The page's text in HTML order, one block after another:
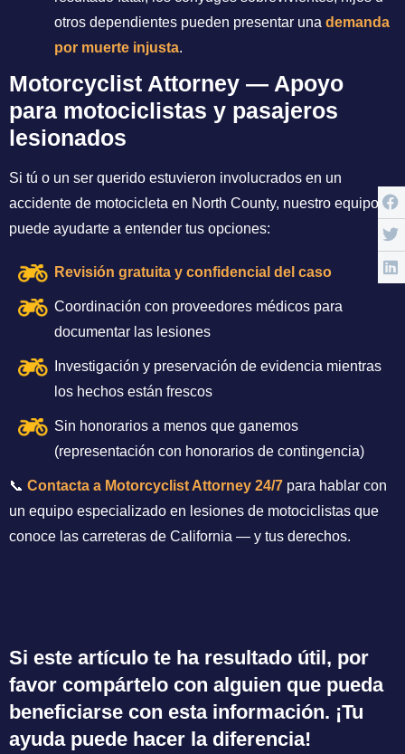
otros dependientes pueden presentar una demanda
por muerte injusta.
Motorcyclist Attorney — Apoyo
para motociclistas y pasajeros
lesionados
Si tú o un ser querido estuvieron involucrados en un
accidente de motocicleta en North County, nuestro equipo
puede ayudarte a entender tus opciones:
Revisión gratuita y confidencial del caso
Coordinación con proveedores médicos para
documentar las lesiones
Investigación y preservación de evidencia mientras
los hechos están frescos
Sin honorarios a menos que ganemos
(representación con honorarios de contingencia)
📞 Contacta a Motorcyclist Attorney 24/7 para hablar con
un equipo especializado en lesiones de motociclistas que
conoce las carreteras de California — y tus derechos.
Si este artículo te ha resultado útil, por
favor compártelo con alguien que pueda
beneficiarse con esta información. ¡Tu
ayuda puede hacer la diferencia!